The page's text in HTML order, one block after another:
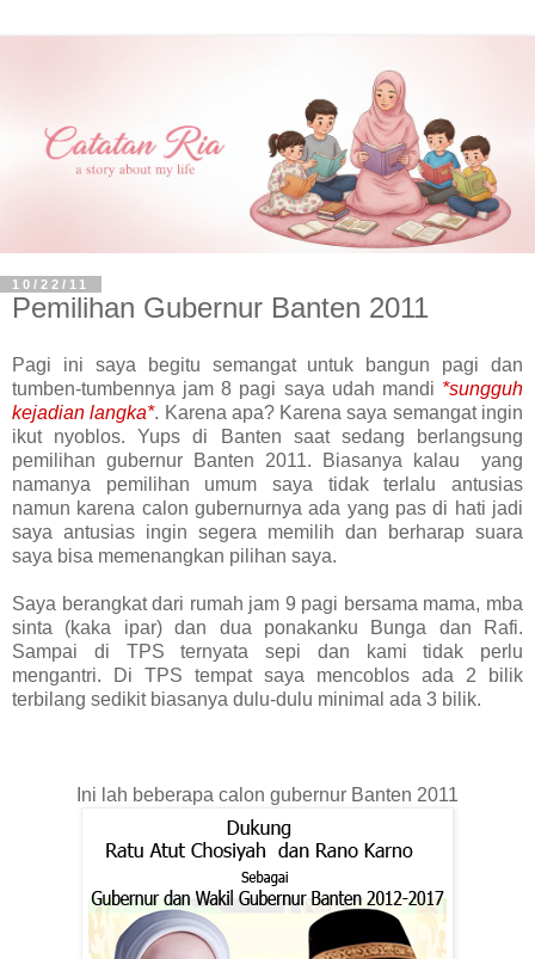
10/22/11
Pemilihan Gubernur Banten 2011
Pagi ini saya begitu semangat untuk bangun pagi dan
tumben-tumbennya jam 8 pagi saya udah mandi *sungguh
kejadian langka*. Karena apa? Karena saya semangat ingin
ikut nyoblos. Yups di Banten saat sedang berlangsung
pemilihan gubernur Banten 2011. Biasanya kalau yang
namanya pemilihan umum saya tidak terlalu antusias
namun karena calon gubernurnya ada yang pas di hati jadi
saya antusias ingin segera memilih dan berharap suara
saya bisa memenangkan pilihan saya.
Saya berangkat dari rumah jam 9 pagi bersama mama, mba
sinta (kaka ipar) dan dua ponakanku Bunga dan Rafi.
Sampai di TPS ternyata sepi dan kami tidak perlu
mengantri. Di TPS tempat saya mencoblos ada 2 bilik
terbilang sedikit biasanya dulu-dulu minimal ada 3 bilik.
Ini lah beberapa calon gubernur Banten 2011